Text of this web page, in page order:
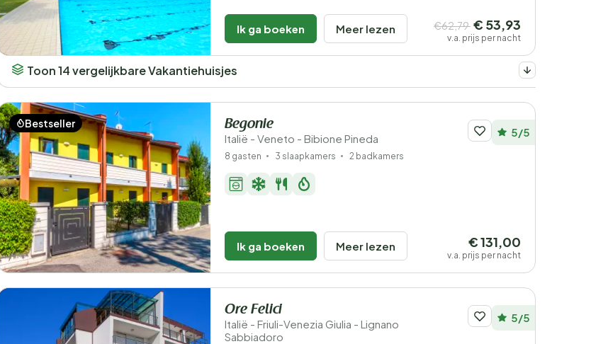
Ik ga boeken Meer lezen €62,79 € 53,93
v.a. prijs per nacht
Toon 14 vergelijkbare Vakantiehuisjes
Bestseller Begonie
Italië - Veneto - Bibione Pineda 5/5
8 gasten 3 slaapkamers 2 badkamers
Ik ga boeken Meer lezen € 131,00
v.a. prijs per nacht
Ore Felici
Italië - Friuli-Venezia Giulia - Lignano
Sabbiadoro
5/5